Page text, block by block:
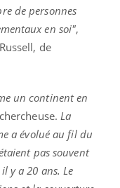
de personnes
en soi",
de
un continent en
La
a évolué au fil du
pas souvent
y a 20 ans. Le